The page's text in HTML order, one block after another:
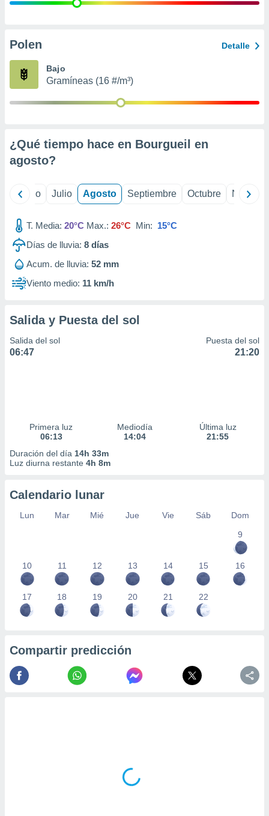
publicidad
de
Polen Detalle
Bajo
Gramíneas (16 #/m³)
¿Qué tiempo hace en Bourgueil en
agosto?
Junio Julio Agosto Septiembre Octubre
T. Media: 20°C Max.: 26°C Min: 15°C
Días de lluvia: 8 días
Acum. de lluvia: 52 mm
Viento medio: 11 km/h
Salida y Puesta del sol
Salida del sol
06:47
Puesta del sol
21:20
Primera luz
06:13
Mediodía
14:04
Última luz
21:55
Duración del día 14h 33m
Luz diurna restante 4h 8m
Calendario lunar
Lun Mar Mié Jue Vie Sáb
Dom
9
10 11 12 13 14 15 16
17 18 19 20 21 22
Compartir predicción